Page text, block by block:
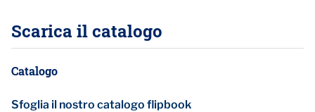
Scarica il catalogo
Catalogo
Sfoglia il nostro catalogo flipbook